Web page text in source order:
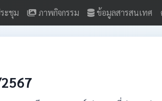
ะชุม ภาพกิจกรรม ข้อมูลสารสนเทศ